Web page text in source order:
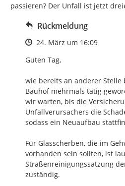
passieren? Der Unfall ist jetzt
Rückmeldung
Zeitpunkt des Erstellens
24. März um 16:09
Guten Tag,
wie bereits an anderer Stelle
Bauhof mehrmals tätig
wir warten, bis die
Unfallverursachers die
sodass ein Neuaufbau
Für Glasscherben, die im
vorhanden sein sollten, ist
Straßenreinigungssatzung
zuständig.